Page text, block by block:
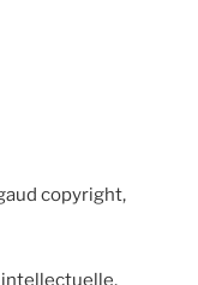
copyright,
intellectuelle,